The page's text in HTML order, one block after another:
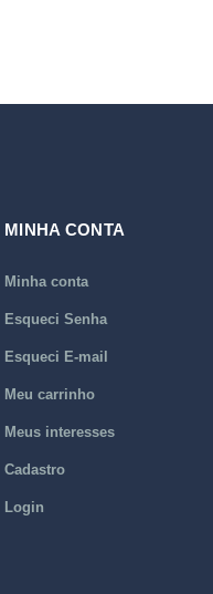
MINHA CONTA
Minha conta
Esqueci Senha
Esqueci E-mail
Meu carrinho
Meus interesses
Cadastro
Login